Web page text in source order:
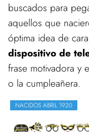
buscados para
aquellos que
óptima idea de
dispositivo de
frase motivadora y
o la cumpleañera.
NACIDOS ABRIL 1920